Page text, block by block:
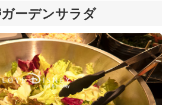
ガーデンサラダ